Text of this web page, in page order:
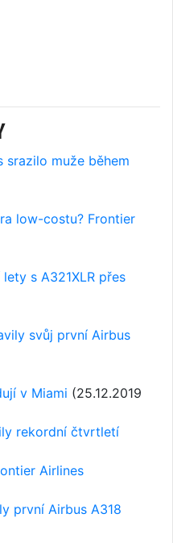
srazilo muže během
low-costu? Frontier
s A321XLR přes
svůj první Airbus
v Miami (25.12.2019
rekordní čtvrtletí
Airlines
první Airbus A318